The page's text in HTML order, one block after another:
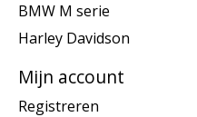
BMW M serie
Harley Davidson
Mijn account
Registreren